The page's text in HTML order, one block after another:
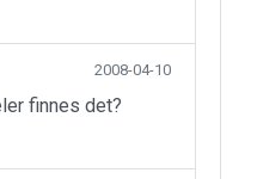
2008-04-10
finnes det?